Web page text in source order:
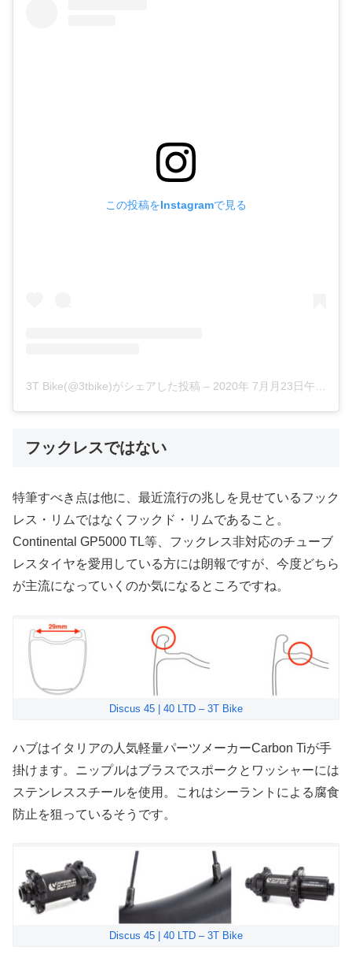
この投稿をInstagramで見る
3T Bike(@3tbike)がシェアした投稿 – 2020年 7月月23日午前10時46分PDT
フックレスではない
特筆すべき点は他に、最近流行の兆しを見せているフック
レス・リムではなくフックド・リムであること。
Continental GP5000 TL等、フックレス非対応のチューブ
レスタイヤを愛用している方には朗報ですが、今度どちら
が主流になっていくのか気になるところですね。
Discus 45 | 40 LTD – 3T Bike
ハブはイタリアの人気軽量パーツメーカーCarbon Tiが手
掛けます。ニップルはブラスでスポークとワッシャーには
ステンレススチールを使用。これはシーラントによる腐食
防止を狙っているそうです。
Discus 45 | 40 LTD – 3T Bike